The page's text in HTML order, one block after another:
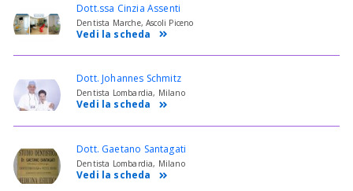
Dott.ssa Cinzia Assenti
Dentista Marche, Ascoli Piceno
Vedi la scheda
Dott. Johannes Schmitz
Dentista Lombardia, Milano
Vedi la scheda
Dott. Gaetano Santagati
Dentista Lombardia, Milano
Vedi la scheda